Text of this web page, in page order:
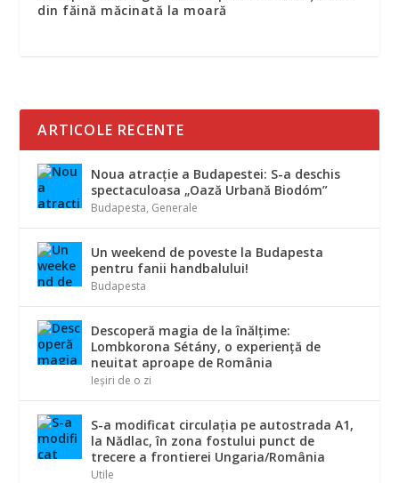
din făină măcinată la moară
ARTICOLE RECENTE
Noua atracție a Budapestei: S-a deschis
spectaculoasa „Oază Urbană Biodóm”
Budapesta, Generale
Un weekend de poveste la Budapesta
pentru fanii handbalului!
Budapesta
Descoperă magia de la înălțime:
Lombkorona Sétány, o experiență de
neuitat aproape de România
Ieșiri de o zi
S-a modificat circulația pe autostrada A1,
la Nădlac, în zona fostului punct de
trecere a frontierei Ungaria/România
Utile